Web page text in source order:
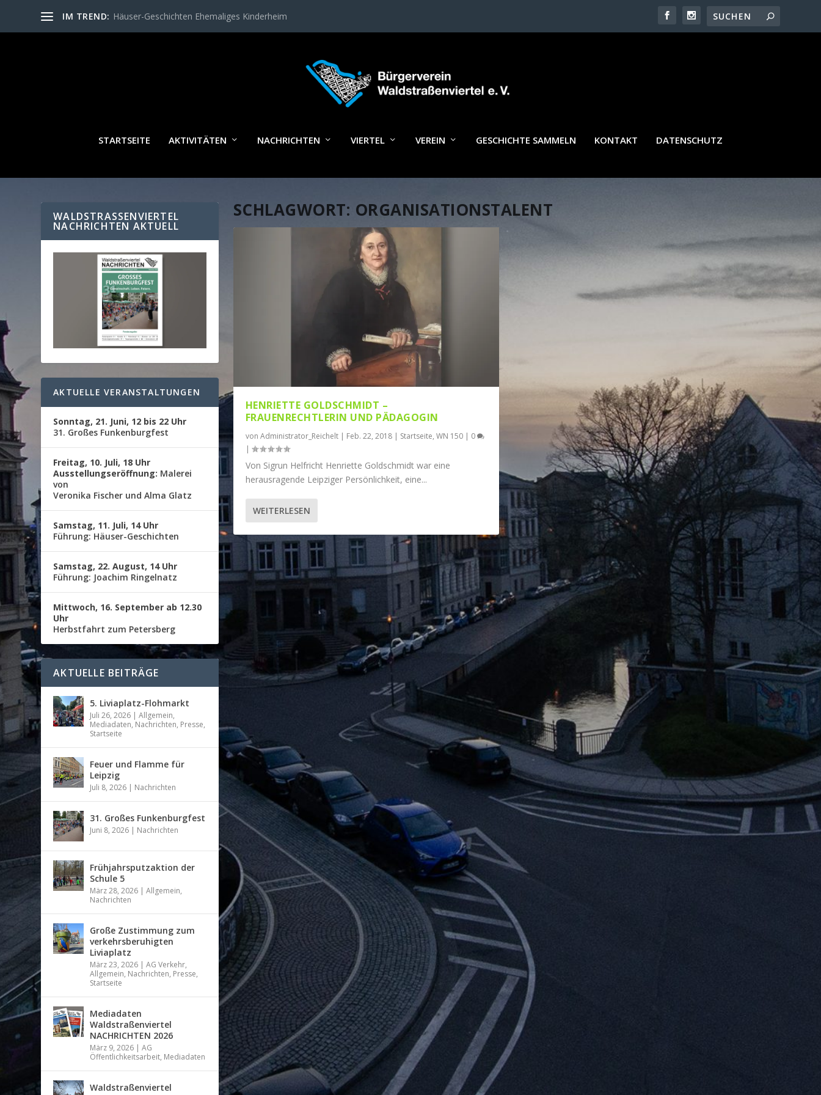
IM TREND: Häuser-Geschichten Ehemaliges Kinderheim
STARTSEITE AKTIVITÄTEN NACHRICHTEN VIERTEL VEREIN GESCHICHTE SAMMELN KONTAKT DATENSCHUTZ
SCHLAGWORT: ORGANISATIONSTALENT
HENRIETTE GOLDSCHMIDT –
FRAUENRECHTLERIN UND PÄDAGOGIN
von Administrator_Reichelt| Feb. 22, 2018| Startseite, WN 150| 0
|
Von Sigrun Helfricht Henriette Goldschmidt war eine
herausragende Leipziger Persönlichkeit, eine...
WEITERLESEN
WALDSTRASSENVIERTEL N
ACHRICHTEN AKTUELL
AKTUELLE VERANSTALTUNGEN
Sonntag, 21. Juni, 12 bis 22 Uhr
31. Großes Funkenburgfest
Freitag, 10. Juli, 18 Uhr
Ausstellungseröffnung: Malerei
von
Veronika Fischer und Alma Glatz
Samstag, 11. Juli, 14 Uhr
Führung: Häuser-Geschichten
Samstag, 22. August, 14 Uhr
Führung: Joachim Ringelnatz
Mittwoch, 16. September ab 12.30
Uhr
Herbstfahrt zum Petersberg
AKTUELLE BEITRÄGE
5. Liviaplatz-Flohmarkt
Juli 26, 2026 |Allgemein,
Mediadaten, Nachrichten, Presse,
Startseite
Feuer und Flamme für
Leipzig
Juli 8, 2026 | Nachrichten
31. Großes Funkenburgfest
Juni 8, 2026 | Nachrichten
Frühjahrsputzaktion der
Schule 5
März 28, 2026 |Allgemein,
Nachrichten
Große Zustimmung zum
verkehrsberuhigten
Liviaplatz
März 23, 2026 |AG Verkehr,
Allgemein, Nachrichten, Presse,
Startseite
Mediadaten
Waldstraßenviertel
NACHRICHTEN 2026
März 9, 2026 |AG
Öffentlichkeitsarbeit, Mediadaten
Waldstraßenviertel